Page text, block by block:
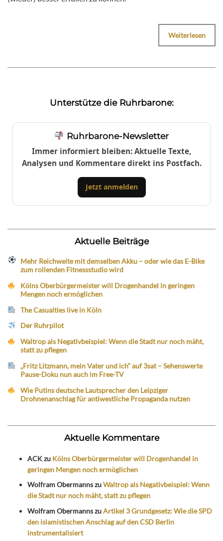
Weiterlesen
Unterstütze die Ruhrbarone:
Ruhrbarone-Newsletter
Immer informiert bleiben: Aktuelle Texte,
Analysen und Kommentare direkt ins Postfach.
Jetzt anmelden
Aktuelle Beiträge
Mehr Reichweite mit demselben Akku – oder wie das E-Bike
zum rollenden Fitnessstudio wird
Kölns Oberbürgermeister will Drogenhandel in geringen
Mengen noch ermöglichen
The Casualties live in Köln
Der Ruhrpilot
Waltrop als Negativbeispiel: Wenn die Stadt nur noch mäht,
statt zu pflegen
„Fritz Litzmann, mein Vater und ich“ auf 3sat – Sehenswerte
Pause-Doku nun auch im Free-TV
Wie Putins deutsche Lautsprecher den Leipziger
Drohnenanschlag für antiwestliche Propaganda nutzen
Aktuelle Kommentare
ACKzu Kölns Oberbürgermeister will Drogenhandel in
geringen Mengen noch ermöglichen
Wolfram ObermannszuWaltrop als Negativbeispiel: Wenn
die Stadt nur noch mäht, statt zu pflegen
Wolfram ObermannszuArtikel 3 Grundgesetz: Wie die SPD
den islamistischen Anschlag auf den CSD Berlin
instrumentalisiert